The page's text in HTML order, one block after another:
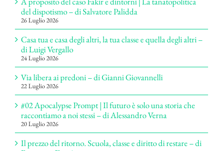
del dispotismo – di Salvatore Palidda
26 Luglio 2026
Casa tua e casa degli altri, la tua classe e quella degli altri –
di Luigi Vergallo
24 Luglio 2026
Via libera ai predoni – di Gianni Giovannelli
22 Luglio 2026
#02 Apocalypse Prompt | Il futuro è solo una storia che
raccontiamo a noi stessi – di Alessandro Verna
20 Luglio 2026
Il prezzo del ritorno. Scuola, classe e diritto di restare – di